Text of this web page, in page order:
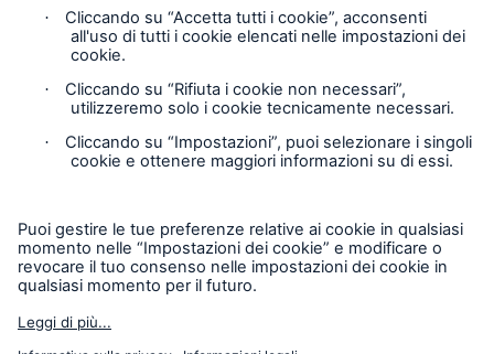
Contact
Privacy
Legal Notice
Sitemap
Imprint